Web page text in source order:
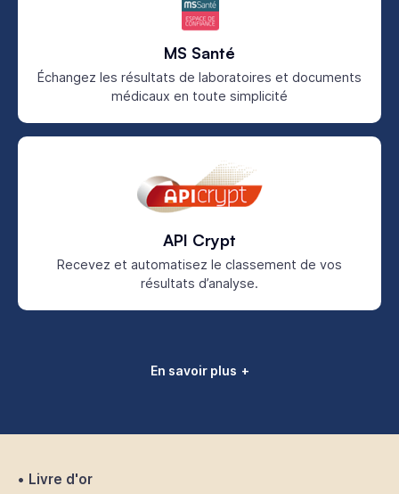
MS Santé
Échangez les résultats de laboratoires et documents
médicaux en toute simplicité
API Crypt
Recevez et automatisez le classement de vos
résultats d’analyse.
En savoir plus
Livre d'or